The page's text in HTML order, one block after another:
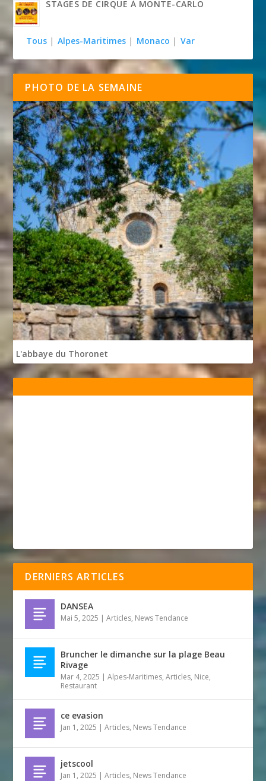
STAGES DE CIRQUE À MONTE-CARLO
Tous | Alpes-Maritimes | Monaco | Var
PHOTO DE LA SEMAINE
L'abbaye du Thoronet
DERNIERS ARTICLES
DANSEA
Mai 5, 2025 |Articles, News Tendance
Bruncher le dimanche sur la plage Beau
Rivage
Mar 4, 2025 |Alpes-Maritimes,Articles, Nice,
Restaurant
ce evasion
Jan 1, 2025 |Articles, News Tendance
jetscool
Jan 1, 2025 |Articles, News Tendance